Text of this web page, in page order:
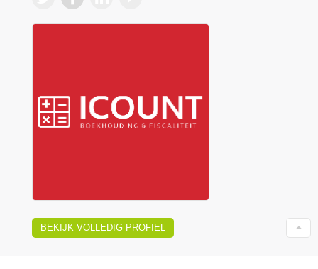
BEKIJK VOLLEDIG PROFIEL